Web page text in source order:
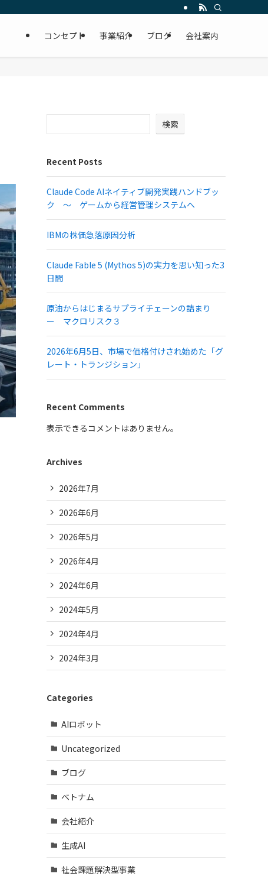
コンセプト 事業紹介 ブログ 会社案内
検索
Recent Posts
Claude Code AIネイティブ開発実践ハンドブッ
ク ～ ゲームから経営管理システムへ
IBMの株価急落原因分析
Claude Fable 5 (Mythos 5)の実力を思い知った3
日間
原油からはじまるサプライチェーンの詰まり
ー マクロリスク３
2026年6月5日、市場で価格付けされ始めた「グ
レート・トランジション」
Recent Comments
表示できるコメントはありません。
Archives
2026年7月
2026年6月
2026年5月
2026年4月
2024年6月
2024年5月
2024年4月
2024年3月
Categories
AIロボット
Uncategorized
ブログ
ベトナム
会社紹介
生成AI
社会課題解決型事業